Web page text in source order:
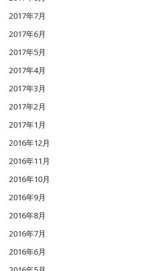
2017年7月
2017年6月
2017年5月
2017年4月
2017年3月
2017年2月
2017年1月
2016年12月
2016年11月
2016年10月
2016年9月
2016年8月
2016年7月
2016年6月